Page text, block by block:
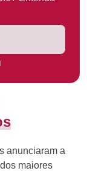
anunciaram a
maiores